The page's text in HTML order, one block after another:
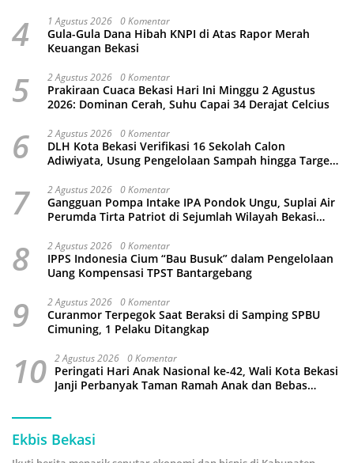
4 1 Agustus 2026 0 Komentar
Gula-Gula Dana Hibah KNPI di Atas Rapor Merah
Keuangan Bekasi
5 2 Agustus 2026 0 Komentar
Prakiraan Cuaca Bekasi Hari Ini Minggu 2 Agustus
2026: Dominan Cerah, Suhu Capai 34 Derajat Celcius
6 2 Agustus 2026 0 Komentar
DLH Kota Bekasi Verifikasi 16 Sekolah Calon
Adiwiyata, Usung Pengelolaan Sampah hingga Target
7 2 Agustus 2026 0 Komentar
Gangguan Pompa Intake IPA Pondok Ungu, Suplai Air
Perumda Tirta Patriot di Sejumlah Wilayah Bekasi
8 2 Agustus 2026 0 Komentar
IPPS Indonesia Cium “Bau Busuk” dalam Pengelolaan
Uang Kompensasi TPST Bantargebang
9 2 Agustus 2026 0 Komentar
Curanmor Terpegok Saat Beraksi di Samping SPBU
Cimuning, 1 Pelaku Ditangkap
10 2 Agustus 2026 0 Komentar
Peringati Hari Anak Nasional ke-42, Wali Kota Bekasi
Janji Perbanyak Taman Ramah Anak dan Bebas
Ekbis Bekasi